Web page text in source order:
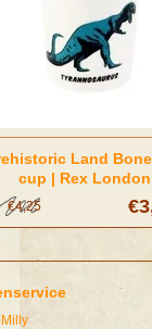
Land
cup | Rex London
€4,25